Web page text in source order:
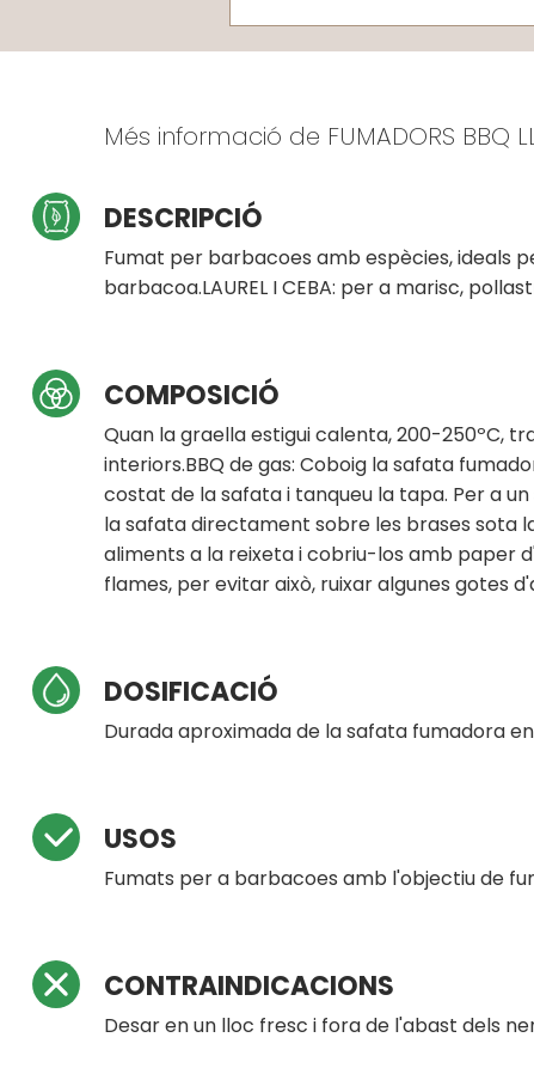
Més informació de FUMADORS BBQ
DESCRIPCIÓ
Fumat per barbacoes amb espècies, ideals
barbacoa.LAUREL I CEBA: per a marisc,
COMPOSICIÓ
Quan la graella estigui calenta, 200-250ºC,
interiors.BBQ de gas: Coboig la safata
costat de la safata i tanqueu la tapa. Per a
la safata directament sobre les brases sota
aliments a la reixeta i cobriu-los amb paper
flames, per evitar això, ruixar algunes gotes
DOSIFICACIÓ
Durada aproximada de la safata fumadora
USOS
Fumats per a barbacoes amb l'objectiu de
CONTRAINDICACIONS
Desar en un lloc fresc i fora de l'abast dels